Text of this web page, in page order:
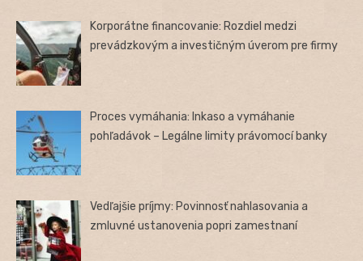
Korporátne financovanie: Rozdiel medzi
prevádzkovým a investičným úverom pre firmy
Proces vymáhania: Inkaso a vymáhanie
pohľadávok – Legálne limity právomocí banky
Vedľajšie príjmy: Povinnosť nahlasovania a
zmluvné ustanovenia popri zamestnaní